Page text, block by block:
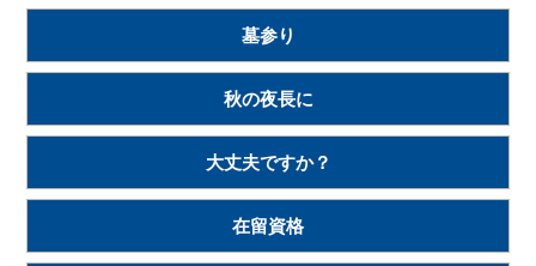
墓参り
秋の夜長に
大丈夫ですか？
在留資格